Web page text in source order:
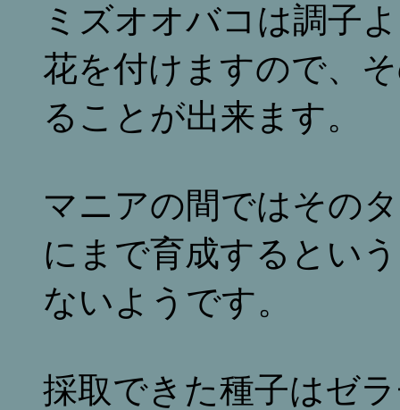
ミズオオバコは調子
花を付けますので、
ることが出来ます。
マニアの間ではその
にまで育成するとい
ないようです。
採取できた種子はゼ